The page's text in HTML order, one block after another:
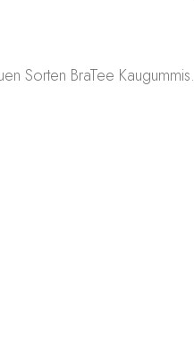
Sorten BraTee Kaugummis.